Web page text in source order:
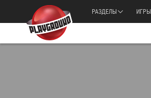
РАЗДЕЛЫ ИГРЫ